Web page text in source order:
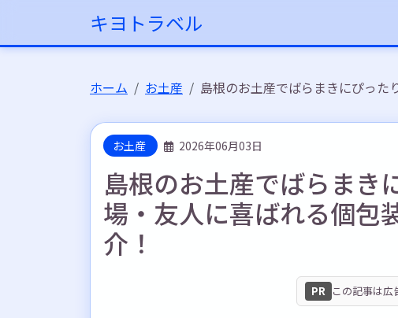
キヨトラベル
ホーム お土産 島根のお土産でばらまきにぴった
お土産 2026年06月03日
島根のお土産でばらまき
場・友人に喜ばれる個包
介！
PR この記事は広